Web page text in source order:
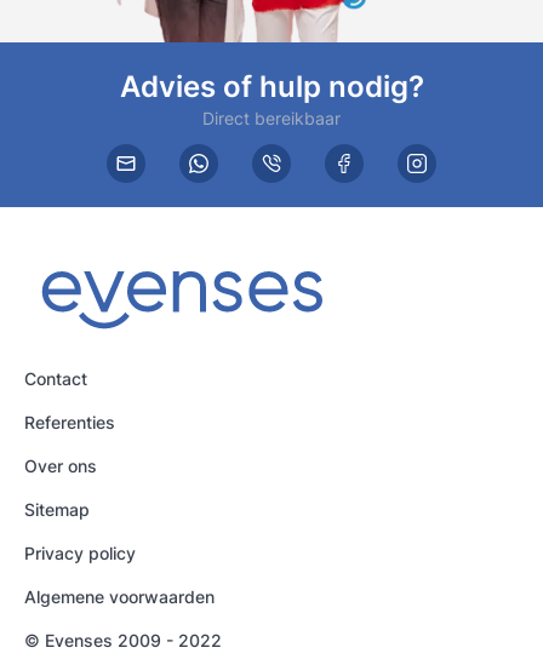
Advies of hulp nodig?
Direct bereikbaar
Contact
Referenties
Over ons
Sitemap
Privacy policy
Algemene voorwaarden
© Evenses 2009 - 2022